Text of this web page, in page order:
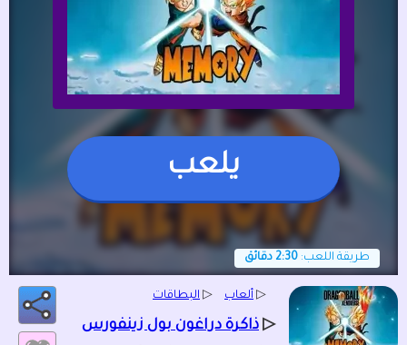
يلعب
طريقة اللعب: 2:30 دقائق
▷ ألعاب ▷ البطاقات
▷ ذاكرة دراغون بول زينفورس